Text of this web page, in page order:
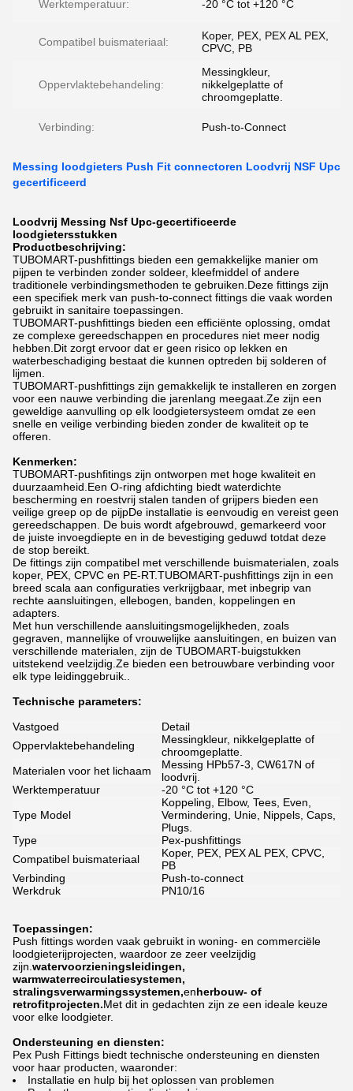
Werktemperatuur: -20 °C tot +120 °C
Compatibel buismateriaal:
Koper, PEX, PEX AL PEX,
CPVC, PB
Oppervlaktebehandeling:
Messingkleur,
nikkelgeplatte of
chroomgeplatte.
Verbinding: Push-to-Connect
Messing loodgieters Push Fit connectoren Loodvrij NSF Upc
gecertificeerd
Loodvrij Messing Nsf Upc-gecertificeerde
loodgietersstukken
Productbeschrijving:
TUBOMART-pushfittings bieden een gemakkelijke manier om
pijpen te verbinden zonder soldeer, kleefmiddel of andere
traditionele verbindingsmethoden te gebruiken.Deze fittings zijn
een specifiek merk van push-to-connect fittings die vaak worden
gebruikt in sanitaire toepassingen.
TUBOMART-pushfittings bieden een efficiënte oplossing, omdat
ze complexe gereedschappen en procedures niet meer nodig
hebben.Dit zorgt ervoor dat er geen risico op lekken en
waterbeschadiging bestaat die kunnen optreden bij solderen of
lijmen.
TUBOMART-pushfittings zijn gemakkelijk te installeren en zorgen
voor een nauwe verbinding die jarenlang meegaat.Ze zijn een
geweldige aanvulling op elk loodgietersysteem omdat ze een
snelle en veilige verbinding bieden zonder de kwaliteit op te
offeren.
Kenmerken:
TUBOMART-pushfitings zijn ontworpen met hoge kwaliteit en
duurzaamheid.Een O-ring afdichting biedt waterdichte
bescherming en roestvrij stalen tanden of grijpers bieden een
veilige greep op de pijpDe installatie is eenvoudig en vereist geen
gereedschappen. De buis wordt afgebrouwd, gemarkeerd voor
de juiste invoegdiepte en in de bevestiging geduwd totdat deze
de stop bereikt.
De fittings zijn compatibel met verschillende buismaterialen, zoals
koper, PEX, CPVC en PE-RT.TUBOMART-pushfittings zijn in een
breed scala aan configuraties verkrijgbaar, met inbegrip van
rechte aansluitingen, ellebogen, banden, koppelingen en
adapters.
Met hun verschillende aansluitingsmogelijkheden, zoals
gegraven, mannelijke of vrouwelijke aansluitingen, en buizen van
verschillende materialen, zijn de TUBOMART-buigstukken
uitstekend veelzijdig.Ze bieden een betrouwbare verbinding voor
elk type leidinggebruik..
Technische parameters:
Vastgoed
Detail
Oppervlaktebehandeling
Messingkleur, nikkelgeplatte of
chroomgeplatte.
Materialen voor het lichaam
Messing HPb57-3, CW617N of
loodvrij.
Werktemperatuur
-20 °C tot +120 °C
Type Model
Koppeling, Elbow, Tees, Even,
Vermindering, Unie, Nippels, Caps,
Plugs.
Type
Pex-pushfittings
Compatibel buismateriaal
Koper, PEX, PEX AL PEX, CPVC,
PB
Verbinding
Push-to-connect
Werkdruk
PN10/16
Toepassingen:
Push fittings worden vaak gebruikt in woning- en commerciële
loodgieterijprojecten, waardoor ze zeer veelzijdig
zijn. watervoorzieningsleidingen,
warmwaterrecirculatiesystemen,
stralingsverwarmingssystemen,enherbouw- of
retrofitprojecten.Met dit in gedachten zijn ze een ideale keuze
voor elke loodgieter.
Ondersteuning en diensten:
Pex Push Fittings biedt technische ondersteuning en diensten
voor haar producten, waaronder:
Installatie en hulp bij het oplossen van problemen